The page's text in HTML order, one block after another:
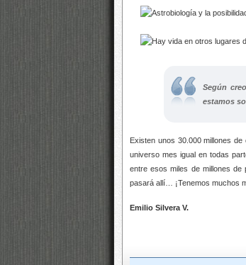
Según
estamos
Existen unos 30.000 millones
universo mes igual en todas
entre esos miles de millones de
pasará allí… ¡Tenemos muchos
Emilio Silvera V.